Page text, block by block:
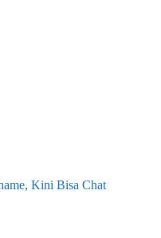
Kini Bisa Chat